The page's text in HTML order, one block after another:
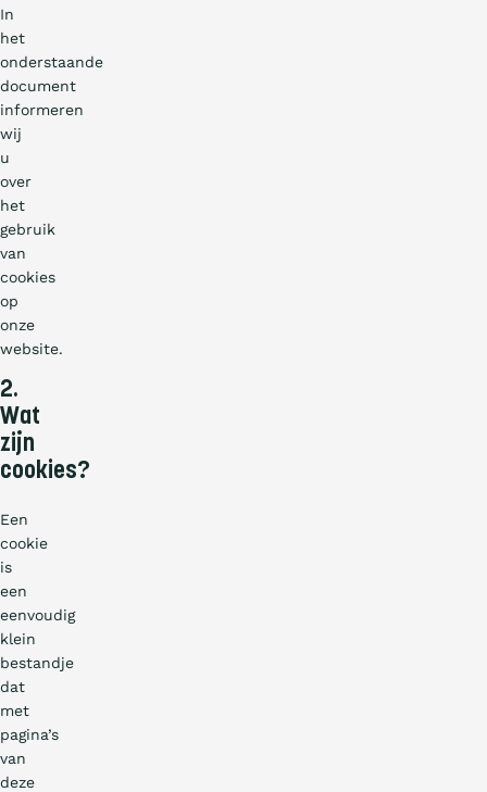
In
het
onderstaande
document
informeren
wij
u
over
het
gebruik
van
cookies
op
onze
website.
2.
Wat
zijn
cookies?
Een
cookie
is
een
eenvoudig
klein
bestandje
dat
met
pagina’s
van
deze